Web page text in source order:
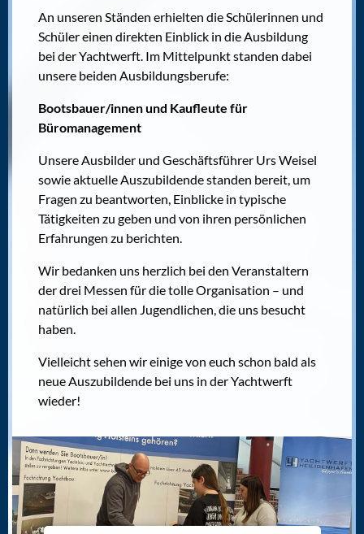
An unseren Ständen erhielten die Schülerinnen und
Schüler einen direkten Einblick in die Ausbildung
bei der Yachtwerft. Im Mittelpunkt standen dabei
unsere beiden Ausbildungsberufe:
Bootsbauer/innen und Kaufleute für
Büromanagement
Unsere Ausbilder und Geschäftsführer Urs Weisel
sowie aktuelle Auszubildende standen bereit, um
Fragen zu beantworten, Einblicke in typische
Tätigkeiten zu geben und von ihren persönlichen
Erfahrungen zu berichten.
Wir bedanken uns herzlich bei den Veranstaltern
der drei Messen für die tolle Organisation – und
natürlich bei allen Jugendlichen, die uns besucht
haben.
Vielleicht sehen wir einige von euch schon bald als
neue Auszubildende bei uns in der Yachtwerft
wieder!